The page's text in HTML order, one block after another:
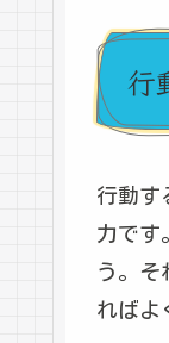
行
行動す
力です
う。そ
ればよ